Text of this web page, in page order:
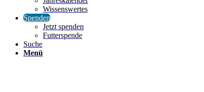
Wissenswertes
Spenden
Jetzt spenden
Futterspende
Suche
Menü